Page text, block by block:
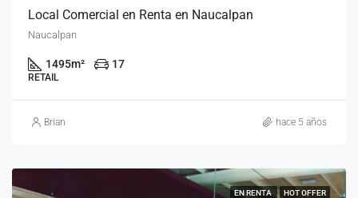
Local Comercial en Renta en Naucalpan
Naucalpan
1495m² 17
RETAIL
Brian hace 5 años
EN RENTA HOT OFFER